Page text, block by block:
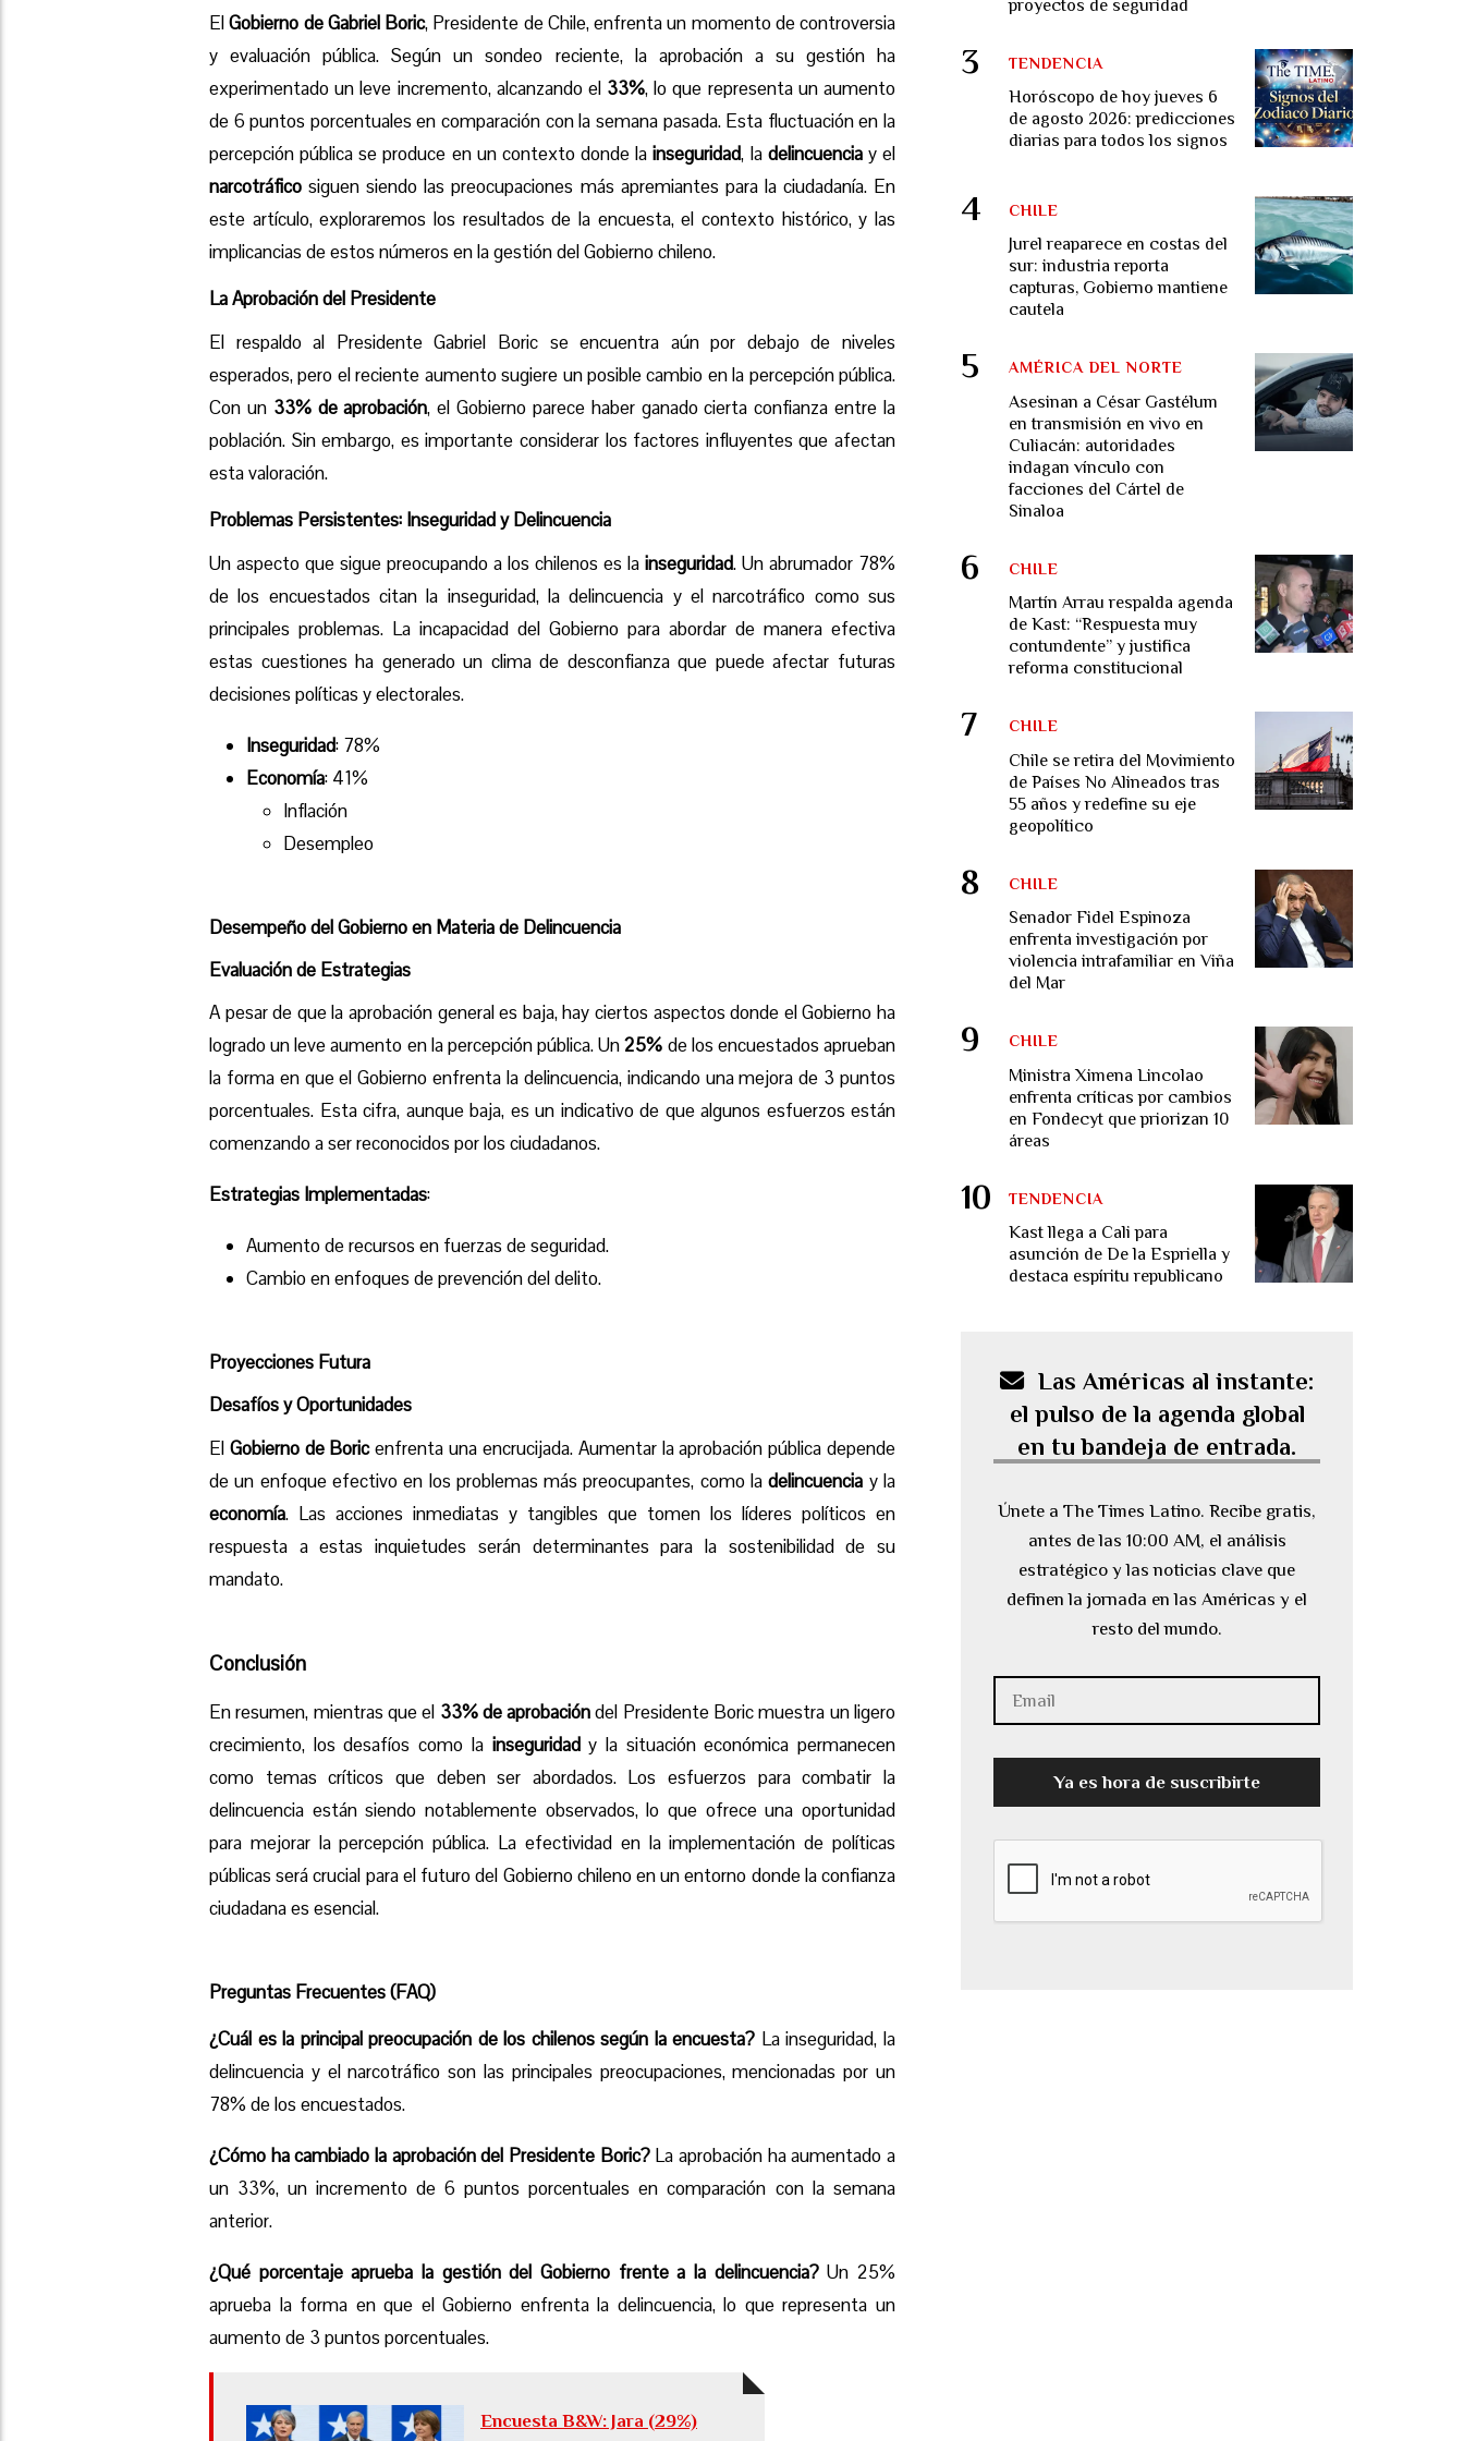
ElGobierno de Gabriel Boric, Presidente de Chile, enfrenta un momento de controversia
y evaluación pública. Según un sondeo reciente, la aprobación a su gestión ha
experimentado un leve incremento, alcanzando el 33%, lo que representa un aumento
de 6 puntos porcentuales en comparación con la semana pasada. Esta fluctuación en la
percepción pública se produce en un contexto donde lainseguridad, la delincuenciay el
narcotráfico siguen siendo las preocupaciones más apremiantes para la ciudadanía. En
este artículo, exploraremos los resultados de la encuesta, el contexto histórico, y las
implicancias de estos números en la gestión del Gobierno chileno.
La Aprobación del Presidente
El respaldo al Presidente Gabriel Boric se encuentra aún por debajo de niveles
esperados, pero el reciente aumento sugiere un posible cambio en la percepción pública.
Con un 33% de aprobación, el Gobierno parece haber ganado cierta confianza entre la
población. Sin embargo, es importante considerar los factores influyentes que afectan
esta valoración.
Problemas Persistentes: Inseguridad y Delincuencia
Un aspecto que sigue preocupando a los chilenos es la inseguridad. Un abrumador 78%
de los encuestados citan la inseguridad, la delincuencia y el narcotráfico como sus
principales problemas. La incapacidad del Gobierno para abordar de manera efectiva
estas cuestiones ha generado un clima de desconfianza que puede afectar futuras
decisiones políticas y electorales.
Inseguridad: 78%
Economía: 41%
Inflación
Desempleo
Desempeño del Gobierno en Materia de Delincuencia
Evaluación de Estrategias
A pesar de que la aprobación general es baja, hay ciertos aspectos donde el Gobierno ha
logrado un leve aumento en la percepción pública. Un25% de los encuestados aprueban
la forma en que el Gobierno enfrenta la delincuencia, indicando una mejora de 3 puntos
porcentuales. Esta cifra, aunque baja, es un indicativo de que algunos esfuerzos están
comenzando a ser reconocidos por los ciudadanos.
Estrategias Implementadas:
Aumento de recursos en fuerzas de seguridad.
Cambio en enfoques de prevención del delito.
Proyecciones Futura
Desafíos y Oportunidades
El Gobierno de Boricenfrenta una encrucijada. Aumentar la aprobación pública depende
de un enfoque efectivo en los problemas más preocupantes, como ladelincuencia y la
economía. Las acciones inmediatas y tangibles que tomen los líderes políticos en
respuesta a estas inquietudes serán determinantes para la sostenibilidad de su
mandato.
Conclusión
En resumen, mientras que el 33% de aprobacióndel Presidente Boric muestra un ligero
crecimiento, los desafíos como la inseguridady la situación económica permanecen
como temas críticos que deben ser abordados. Los esfuerzos para combatir la
delincuencia están siendo notablemente observados, lo que ofrece una oportunidad
para mejorar la percepción pública. La efectividad en la implementación de políticas
públicas será crucial para el futuro del Gobierno chileno en un entorno donde la confianza
ciudadana es esencial.
Preguntas Frecuentes (FAQ)
¿Cuál es la principal preocupación de los chilenos según la encuesta? La inseguridad, la
delincuencia y el narcotráfico son las principales preocupaciones, mencionadas por un
78% de los encuestados.
¿Cómo ha cambiado la aprobación del Presidente Boric?La aprobación ha aumentado a
un 33%, un incremento de 6 puntos porcentuales en comparación con la semana
anterior.
¿Qué porcentaje aprueba la gestión del Gobierno frente a la delincuencia?Un 25%
aprueba la forma en que el Gobierno enfrenta la delincuencia, lo que representa un
aumento de 3 puntos porcentuales.
Encuesta B&W: Jara (29%)
proyectos de seguridad
Horóscopo de hoy jueves 6
de agosto 2026: predicciones
diarias para todos los signos
TENDENCIA
Jurel reaparece en costas del
sur: industria reporta
capturas, Gobierno mantiene
cautela
CHILE
Asesinan a César Gastélum
en transmisión en vivo en
Culiacán: autoridades
indagan vínculo con
facciones del Cártel de
Sinaloa
AMÉRICA DEL NORTE
Martín Arrau respalda agenda
de Kast: “Respuesta muy
contundente” y justifica
reforma constitucional
CHILE
Chile se retira del Movimiento
de Países No Alineados tras
55 años y redefine su eje
geopolítico
CHILE
Senador Fidel Espinoza
enfrenta investigación por
violencia intrafamiliar en Viña
del Mar
CHILE
Ministra Ximena Lincolao
enfrenta críticas por cambios
en Fondecyt que priorizan 10
áreas
CHILE
Kast llega a Cali para
asunción de De la Espriella y
destaca espíritu republicano
TENDENCIA
Las Américas al instante:
el pulso de la agenda global
en tu bandeja de entrada.
Únete a The Times Latino. Recibe gratis,
antes de las 10:00 AM, el análisis
estratégico y las noticias clave que
definen la jornada en las Américas y el
resto del mundo.
Ya es hora de suscribirte